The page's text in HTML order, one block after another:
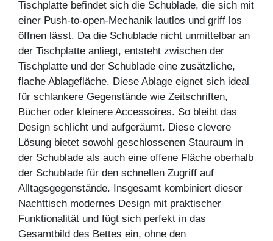
Tischplatte befindet sich die Schublade, die sich mit
einer Push-to-open-Mechanik lautlos und griff los
öffnen lässt. Da die Schublade nicht unmittelbar an
der Tischplatte anliegt, entsteht zwischen der
Tischplatte und der Schublade eine zusätzliche,
flache Ablagefläche. Diese Ablage eignet sich ideal
für schlankere Gegenstände wie Zeitschriften,
Bücher oder kleinere Accessoires. So bleibt das
Design schlicht und aufgeräumt. Diese clevere
Lösung bietet sowohl geschlossenen Stauraum in
der Schublade als auch eine offene Fläche oberhalb
der Schublade für den schnellen Zugriff auf
Alltagsgegenstände. Insgesamt kombiniert dieser
Nachttisch modernes Design mit praktischer
Funktionalität und fügt sich perfekt in das
Gesamtbild des Bettes ein, ohne den